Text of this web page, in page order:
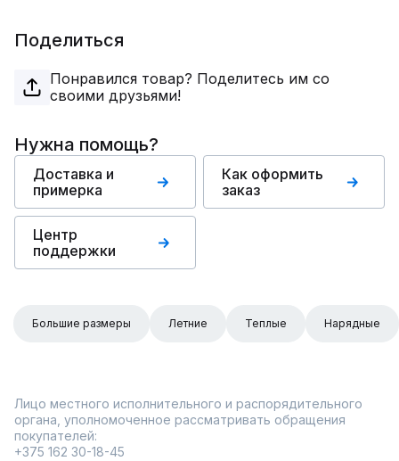
Поделиться
Понравился товар? Поделитесь им со
своими друзьями!
Нужна помощь?
Доставка и
примерка
Как оформить
заказ
Центр
поддержки
Большие размеры Летние Теплые Нарядные
Лицо местного исполнительного и распорядительного
органа, уполномоченное рассматривать обращения
покупателей:
+375 162 30-18-45